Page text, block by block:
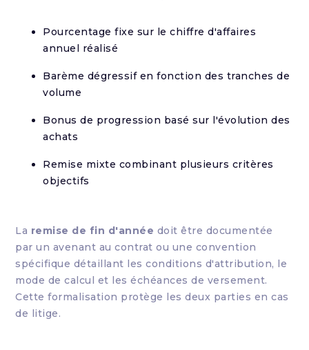
Pourcentage fixe sur le chiffre d'affaires
annuel réalisé
Barème dégressif en fonction des tranches de
volume
Bonus de progression basé sur l'évolution des
achats
Remise mixte combinant plusieurs critères
objectifs
La remise de fin d'année doit être documentée
par un avenant au contrat ou une convention
spécifique détaillant les conditions d'attribution, le
mode de calcul et les échéances de versement.
Cette formalisation protège les deux parties en cas
de litige.